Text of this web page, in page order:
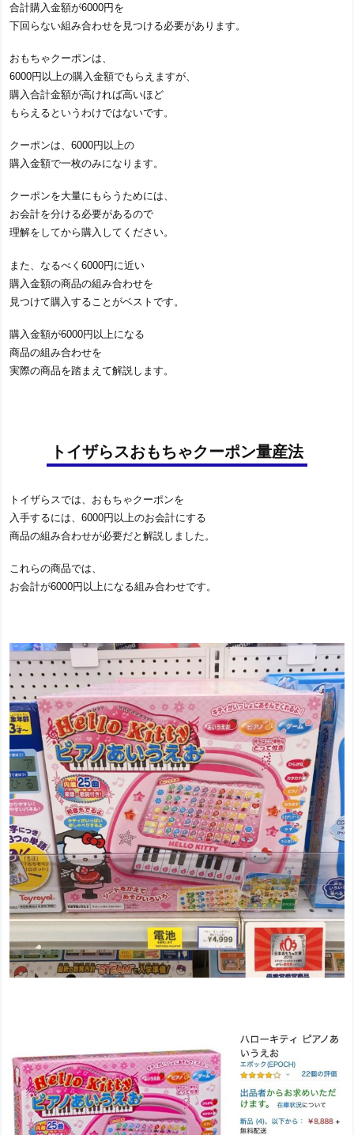
合計購入金額が6000円を
下回らない組み合わせを見つける必要があります。
おもちゃクーポンは、
6000円以上の購入金額でもらえますが、
購入合計金額が高ければ高いほど
もらえるというわけではないです。
クーポンは、6000円以上の
購入金額で一枚のみになります。
クーポンを大量にもらうためには、
お会計を分ける必要があるので
理解をしてから購入してください。
また、なるべく6000円に近い
購入金額の商品の組み合わせを
見つけて購入することがベストです。
購入金額が6000円以上になる
商品の組み合わせを
実際の商品を踏まえて解説します。
トイザらスおもちゃクーポン量産法
トイザらスでは、おもちゃクーポンを
入手するには、6000円以上のお会計にする
商品の組み合わせが必要だと解説しました。
これらの商品では、
お会計が6000円以上になる組み合わせです。